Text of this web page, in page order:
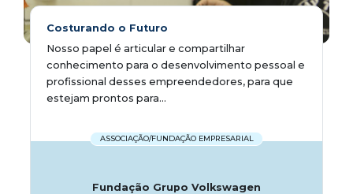
Costurando o Futuro
Nosso papel é articular e compartilhar
conhecimento para o desenvolvimento pessoal e
profissional desses empreendedores, para que
estejam prontos para...
ASSOCIAÇÃO/FUNDAÇÃO EMPRESARIAL
Fundação Grupo Volkswagen